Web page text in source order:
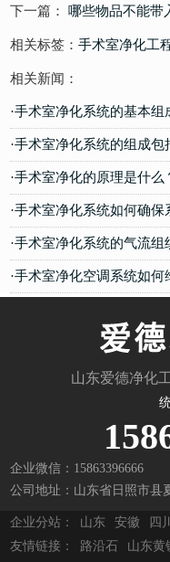
下一篇：哪些物品不能带
相关标签：手术室净化工
相关新闻：
·手术室净化系统的基本组
·手术室净化系统的组成包
·手术室净化的原理是什么
·手术室净化系统如何确
行？
·手术室净化系统的气流
化成效？
·手术室净化空调系统如何
山东爱德净化
企业微信：15863396666
公司地址：山东省日照市县
企业分站： 山东 安徽 四川
友情链接：
路沿石 山东黄